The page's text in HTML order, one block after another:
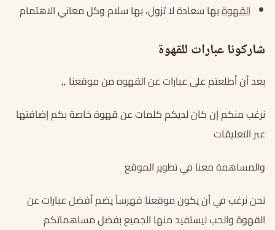
القهوةبها سعادة لا تزول، بها سلام وكل معاني الاهتمام
شاركونا عبارات للقهوة
بعد أن أطلعتم على عبارات عن القهوه من موقعنا ,,
نرغب منكم إن كان لديكم كلمات عن قهوة خاصة بكم إضافتها
عبر التعليقات
والمساهمة معنا في تطوير الموقع
نحن نرغب في أن يكون موقعنا فهرساً يضم أفضل عبارات عن
القهوة والحب ليستفيد منها الجميع بفضل مساهماتكم